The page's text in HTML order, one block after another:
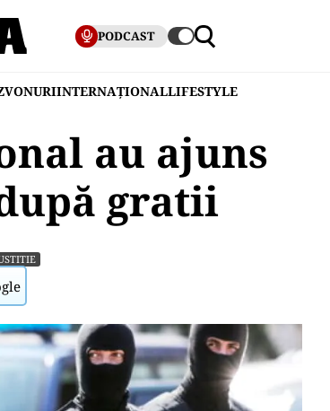
PODCAST
INTERNAȚIONALLIFESTYLE
au ajuns
gratii